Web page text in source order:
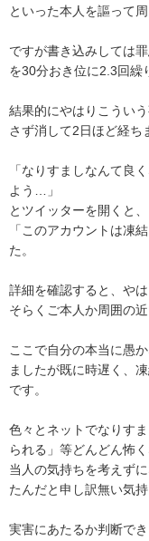
といった本人を謳って
ですが書き込みしては
を30分おき位に2.3回繰
結果的にやはりこうい
さず消して2日ほど経ち
「なりすましなんて良
よう…」
とツイッターを開くと、
「このアカウントは凍
た。
詳細を確認すると、や
そらくご本人か周囲の
ここで自分の本当に愚
ましたが既に時遅く、
です。
色々とネットでなりす
られる」等どんどん怖く
当人の気持ちを考えず
たんだと申し訳無い気
実害にあたるか判断で